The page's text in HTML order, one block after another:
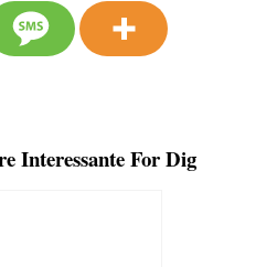
Interessante For Dig